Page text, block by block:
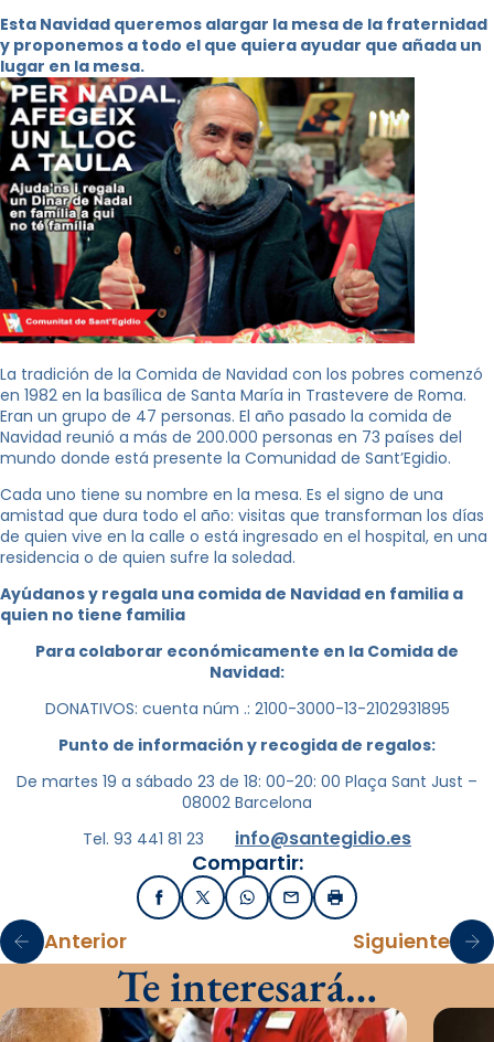
Esta Navidad queremos alargar la mesa de la fraternidad
y proponemos a todo el que quiera ayudar que añada un
lugar en la mesa.
La tradición de la Comida de Navidad con los pobres comenzó
en 1982 en la basílica de Santa María in Trastevere de Roma.
Eran un grupo de 47 personas. El año pasado la comida de
Navidad reunió a más de 200.000 personas en 73 países del
mundo donde está presente la Comunidad de Sant’Egidio.
Cada uno tiene su nombre en la mesa. Es el signo de una
amistad que dura todo el año: visitas que transforman los días
de quien vive en la calle o está ingresado en el hospital, en una
residencia o de quien sufre la soledad.
Ayúdanos y regala una comida de Navidad en familia a
quien no tiene familia
Para colaborar económicamente en la Comida de
Navidad:
DONATIVOS: cuenta núm .: 2100-3000-13-2102931895
Punto de información y recogida de regalos:
De martes 19 a sábado 23 de 18: 00-20: 00 Plaça Sant Just –
08002 Barcelona
Tel. 93 441 81 23 info@santegidio.es
Compartir:
FacebookX / TwitterWhatsApp
EmailImprimir
Anterior Siguiente
Te interesará…